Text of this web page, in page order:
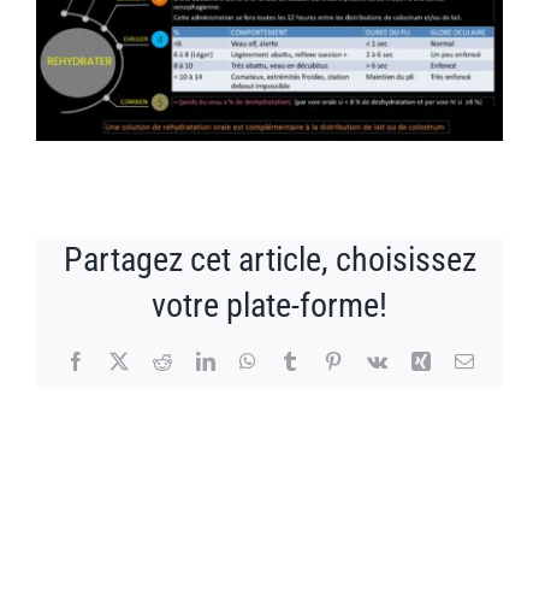
CAPSULES
Partagez cet article, choisissez
votre plate-forme!
Facebook
X RedditLinkedInWhatsApp
TumblrPinterest
Vk Xing Email